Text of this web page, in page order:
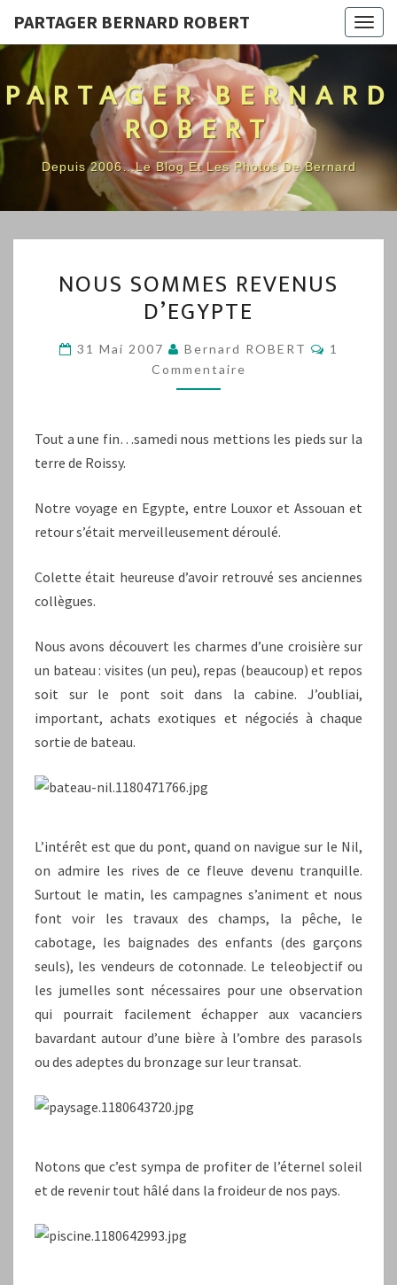
PARTAGER BERNARD ROBERT
PARTAGER BERNARD
ROBERT
Depuis 2006…Le Blog Et Les Photos De Bernard
SOMMES
REVENUS
NOUS SOMMES REVENUS
D’EGYPTE
31 Mai 2007 Bernard ROBERT
1
Commentaire
Tout a une fin…samedi nous mettions les pieds sur la
terre de Roissy.
Notre voyage en Egypte, entre Louxor et Assouan et
retour s’était merveilleusement déroulé.
Colette était heureuse d’avoir retrouvé ses anciennes
collègues.
Nous avons découvert les charmes d’une croisière sur
un bateau : visites (un peu), repas (beaucoup) et repos
soit sur le pont soit dans la cabine. J’oubliai,
important, achats exotiques et négociés à chaque
sortie de bateau.
L’intérêt est que du pont, quand on navigue sur le Nil,
on admire les rives de ce fleuve devenu tranquille.
Surtout le matin, les campagnes s’animent et nous
font voir les travaux des champs, la pêche, le
cabotage, les baignades des enfants (des garçons
seuls), les vendeurs de cotonnade. Le teleobjectif ou
les jumelles sont nécessaires pour une observation
qui pourrait facilement échapper aux vacanciers
bavardant autour d’une bière à l’ombre des parasols
ou des adeptes du bronzage sur leur transat.
Notons que c’est sympa de profiter de l’éternel soleil
et de revenir tout hâlé dans la froideur de nos pays.